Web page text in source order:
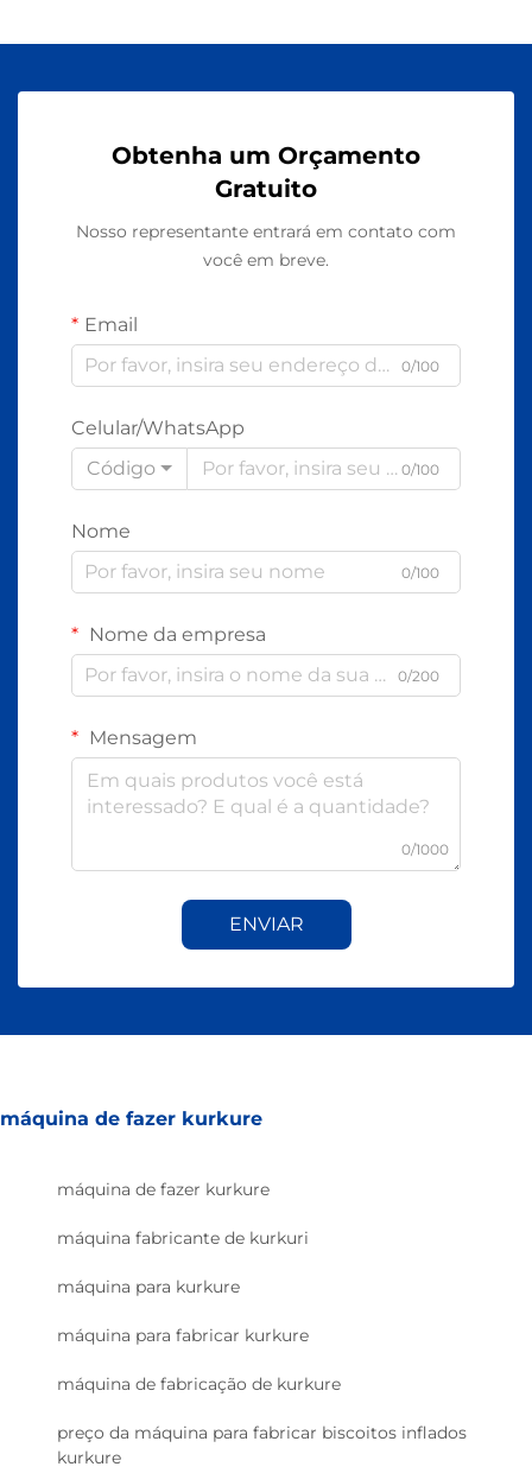
Obtenha um Orçamento
Gratuito
Nosso representante entrará em contato com
você em breve.
Email
0/100
Celular/WhatsApp
Código
0/100
Nome
0/100
Nome da empresa
0/200
Mensagem
0/1000
ENVIAR
máquina de fazer kurkure
máquina de fazer kurkure
máquina fabricante de kurkuri
máquina para kurkure
máquina para fabricar kurkure
máquina de fabricação de kurkure
preço da máquina para fabricar biscoitos inflados
kurkure